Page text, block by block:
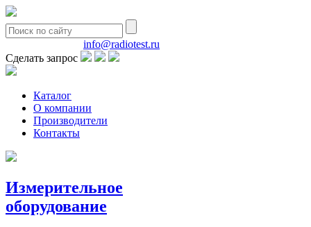
info@radiotest.ru
Сделать запрос
Каталог
О компании
Производители
Контакты
Измерительное
оборудование